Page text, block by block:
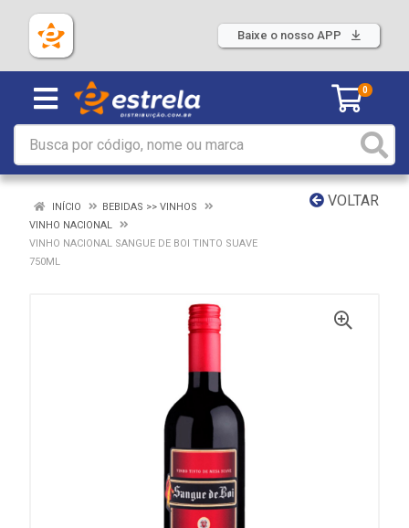
Baixe o nosso APP
0
VOLTAR
INÍCIO
BEBIDAS >> VINHOS
VINHO NACIONAL
VINHO NACIONAL SANGUE DE BOI TINTO SUAVE
750ML